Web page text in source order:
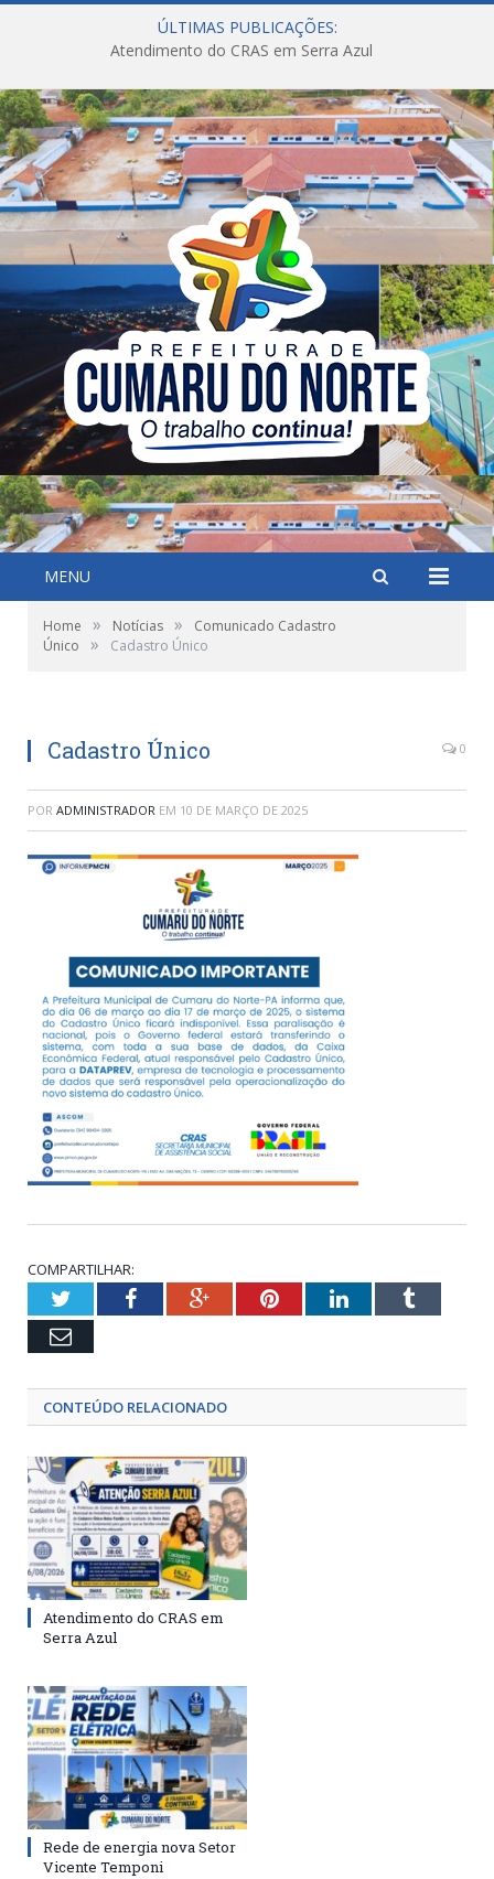
ÚLTIMAS PUBLICAÇÕES:
Atendimento do CRAS em Serra Azul
MENU
Home » Notícias »
Comunicado Cadastro
Único
» Cadastro Único
Cadastro Único 0
POR ADMINISTRADOR EM 10 DE MARÇO DE 2025
COMPARTILHAR:
TwitterFacebookGoogle+PinterestLinkedInTumblr
Email
CONTEÚDO RELACIONADO
Atendimento do CRAS em
Serra Azul
Rede de energia nova Setor
Vicente Temponi